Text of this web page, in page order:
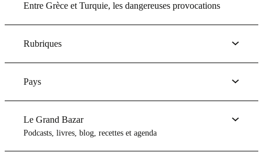
Entre Grèce et Turquie, les dangereuses provocations
Rubriques
Pays
Le Grand Bazar
Podcasts, livres, blog, recettes et agenda